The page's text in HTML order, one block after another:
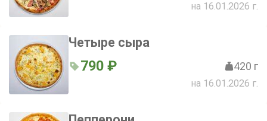
на 16.01.2026 г.
Четыре сыра
790 ₽ 420 г
на 16.01.2026 г.